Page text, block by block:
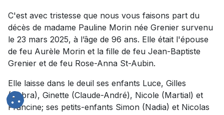
C'est avec tristesse que nous vous faisons part du
décès de madame Pauline Morin née Grenier survenu
le 23 mars 2025, à l’âge de 96 ans. Elle était l'épouse
de feu Aurèle Morin et la fille de feu Jean-Baptiste
Grenier et de feu Rose-Anna St-Aubin.
Elle laisse dans le deuil ses enfants Luce, Gilles
(Debra), Ginette (Claude-André), Nicole (Martial) et
Francine; ses petits-enfants Simon (Nadia) et Nicolas